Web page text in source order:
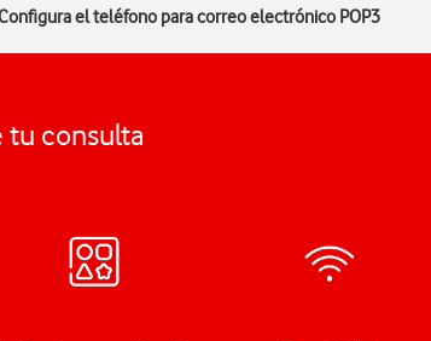
el teléfono para correo electrónico POP3
tu consulta